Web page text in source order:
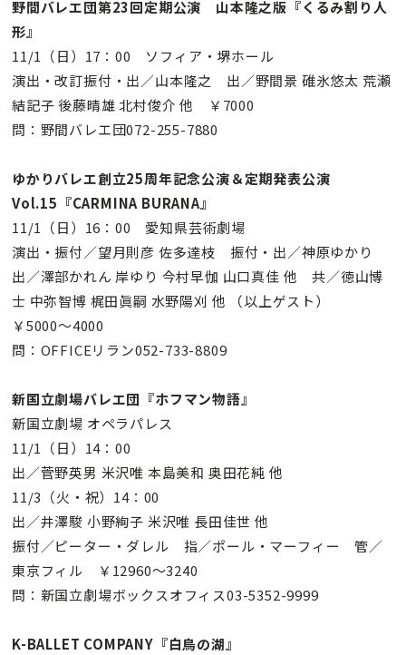
野間バレエ団第23回定期公演 山本隆之版『くるみ割り人
形』
11/1（日）17：00 ソフィア・堺ホール
演出・改訂振付・出／山本隆之 出／野間景 碓氷悠太 荒瀬
結記子 後藤晴雄 北村俊介 他 ￥7000
問：野間バレエ団072-255-7880
ゆかりバレエ創立25周年記念公演＆定期発表公演
Vol.15『CARMINA BURANA』
11/1（日）16：00 愛知県芸術劇場
演出・振付／望月則彦 佐多達枝 振付・出／神原ゆかり
出／澤部かれん 岸ゆり 今村早伽 山口真佳 他 共／徳山博
士 中弥智博 梶田眞嗣 水野陽刈 他 （以上ゲスト）
￥5000〜4000
問：OFFICEリラン052-733-8809
新国立劇場バレエ団『ホフマン物語』
新国立劇場 オペラパレス
11/1（日）14：00
出／菅野英男 米沢唯 本島美和 奥田花純 他
11/3（火・祝）14：00
出／井澤駿 小野絢子 米沢唯 長田佳世 他
振付／ピーター・ダレル 指／ポール・マーフィー 管／
東京フィル ￥12960〜3240
問：新国立劇場ボックスオフィス03-5352-9999
K-BALLET COMPANY『白鳥の湖』